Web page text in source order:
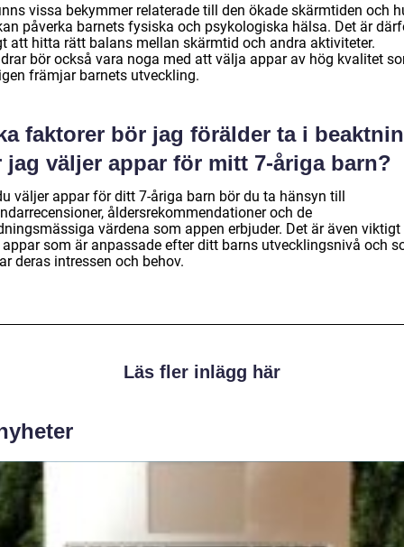
vissa bekymmer relaterade till den ökade skärmtiden och
påverka barnets fysiska och psykologiska hälsa. Det är
att hitta rätt balans mellan skärmtid och andra aktiviteter.
bör också vara noga med att välja appar av hög kvalitet
främjar barnets utveckling.
faktorer bör jag förälder ta i
jag väljer appar för mitt 7-åriga barn?
väljer appar för ditt 7-åriga barn bör du ta hänsyn till
åldersrekommendationer och de
värdena som appen erbjuder. Det är även
som är anpassade efter ditt barns utvecklingsnivå och
deras intressen och behov.
Läs fler inlägg här